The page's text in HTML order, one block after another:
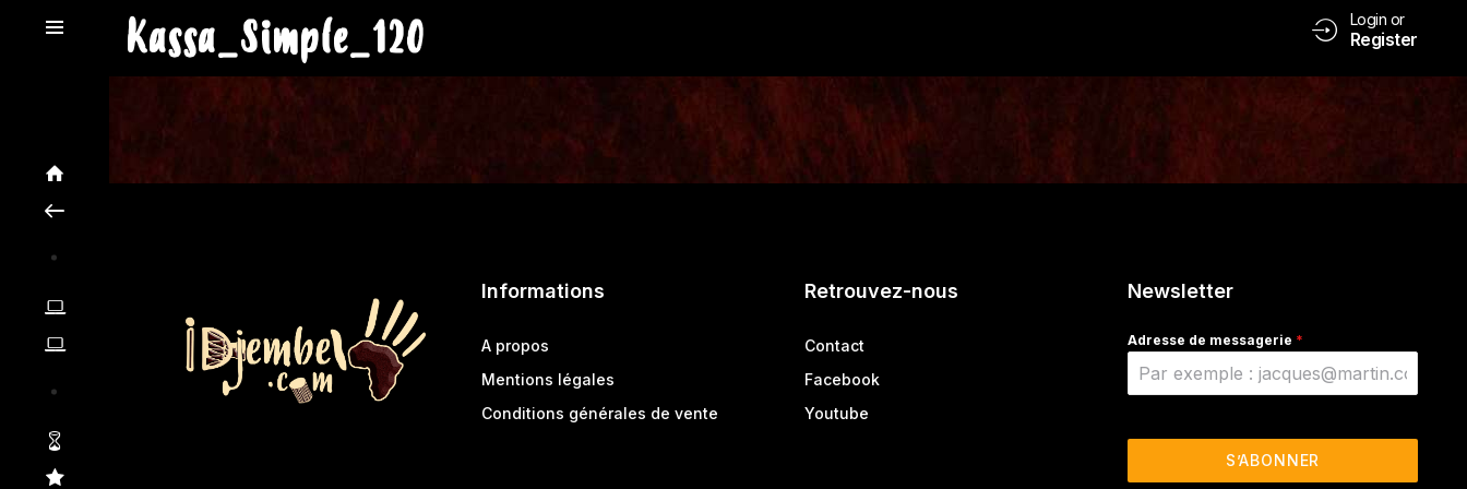
Kassa_Simple_120 Login or
Register
Informations
A propos
Mentions légales
Conditions générales de vente
Retrouvez-nous
Contact
Facebook
Youtube
Newsletter
Adresse de messagerie *
S’ABONNER